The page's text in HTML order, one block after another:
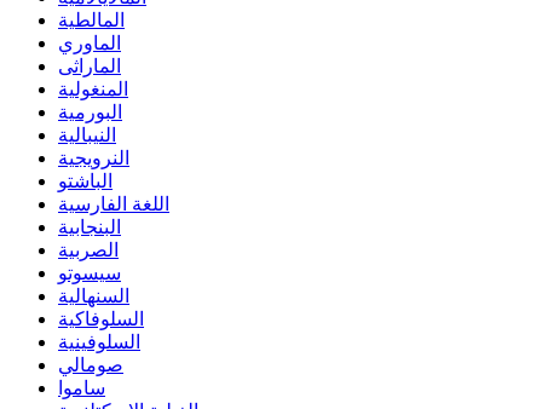
المالطية
الماوري
الماراثى
المنغولية
البورمية
النيبالية
النرويجية
الباشتو
اللغة الفارسية
البنجابية
الصربية
سيسوتو
السنهالية
السلوفاكية
السلوفينية
صومالي
ساموا